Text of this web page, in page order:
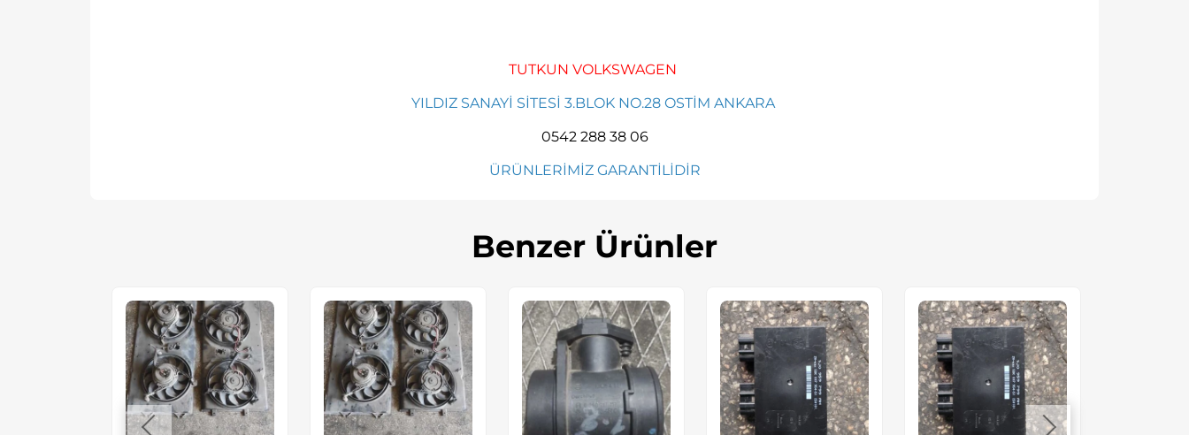
TUTKUN VOLKSWAGEN
YILDIZ SANAYİ SİTESİ 3.BLOK NO.28 OSTİM ANKARA
0542 288 38 06
ÜRÜNLERİMİZ GARANTİLİDİR
Benzer Ürünler